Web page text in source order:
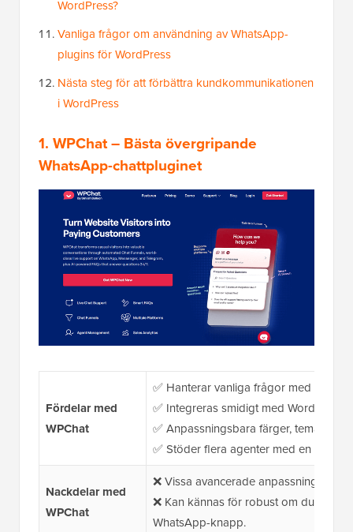
WordPress?
Vanliga frågor om användning av WhatsApp-
plugins för WordPress
Nästa steg för att förbättra kundkommunikationen
i WordPress
1. WPChat – Bästa övergripande
WhatsApp-chattpluginet
Fördelar med
WPChat
✅ Hanterar vanliga frågor med AI,
✅ Integreras smidigt med WordPress
✅ Anpassningsbara färger, teman,
✅ Stöder flera agenter med en delad
Nackdelar med
WPChat
❌ Vissa avancerade
❌ Kan kännas för robust om du bara
WhatsApp-knapp.